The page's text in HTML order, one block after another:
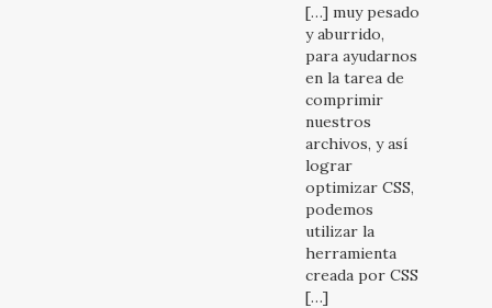
[…] muy pesado
y aburrido,
para ayudarnos
en la tarea de
comprimir
nuestros
archivos, y así
lograr
optimizar CSS,
podemos
utilizar la
herramienta
creada por CSS
[…]